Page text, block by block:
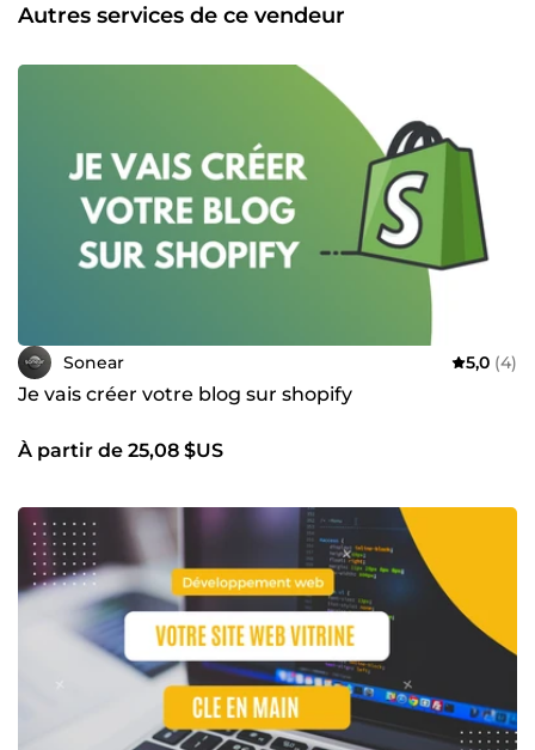
Autres services de ce vendeur
Sonear 5,0 (4)
Je vais créer votre blog sur shopify
À partir de 25,08 $US